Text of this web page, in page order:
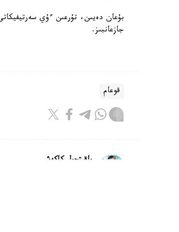
بۇعان دەيىن، تۇرعىن ءۇي
جازعانبىز.
قوعام
باقىتجول كاكەش